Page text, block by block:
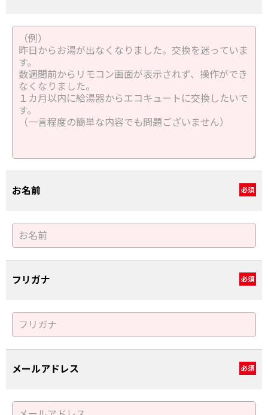
お名前 必須
フリガナ 必須
メールアドレス 必須